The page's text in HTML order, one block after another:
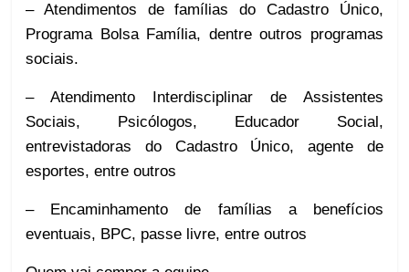
– Atendimentos de famílias do Cadastro Único,
Programa Bolsa Família, dentre outros programas
sociais.
– Atendimento Interdisciplinar de Assistentes
Sociais, Psicólogos, Educador Social,
entrevistadoras do Cadastro Único, agente de
esportes, entre outros
– Encaminhamento de famílias a benefícios
eventuais, BPC, passe livre, entre outros